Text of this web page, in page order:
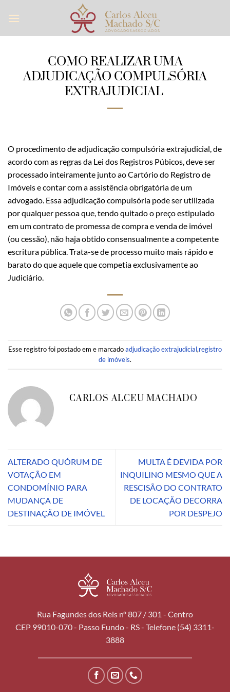
COMO REALIZAR UMA
ADJUDICAÇÃO COMPULSÓRIA
EXTRAJUDICIAL
O procedimento de adjudicação compulsória extrajudicial, de
acordo com as regras da Lei dos Registros Púbicos, deve ser
processado inteiramente junto ao Cartório do Registro de
Imóveis e contar com a assistência obrigatória de um
advogado. Essa adjudicação compulsória pode ser utilizada
por qualquer pessoa que, tendo quitado o preço estipulado
em um contrato de promessa de compra e venda de imóvel
(ou cessão), não haja obtido consensualmente a competente
escritura pública. Trata-se de processo muito mais rápido e
barato do que aquele que competia exclusivamente ao
Judiciário.
Esse registro foi postado em e marcadoadjudicação extrajudicial,registro
de imóveis.
CARLOS ALCEU MACHADO
ALTERADO QUÓRUM DE
VOTAÇÃO EM
CONDOMÍNIO PARA
MUDANÇA DE
DESTINAÇÃO DE IMÓVEL
MULTA É DEVIDA POR
INQUILINO MESMO QUE A
RESCISÃO DO CONTRATO
DE LOCAÇÃO DECORRA
POR DESPEJO
Rua Fagundes dos Reis nº 807 / 301 - Centro
CEP 99010-070 - Passo Fundo - RS - Telefone (54) 3311-
3888